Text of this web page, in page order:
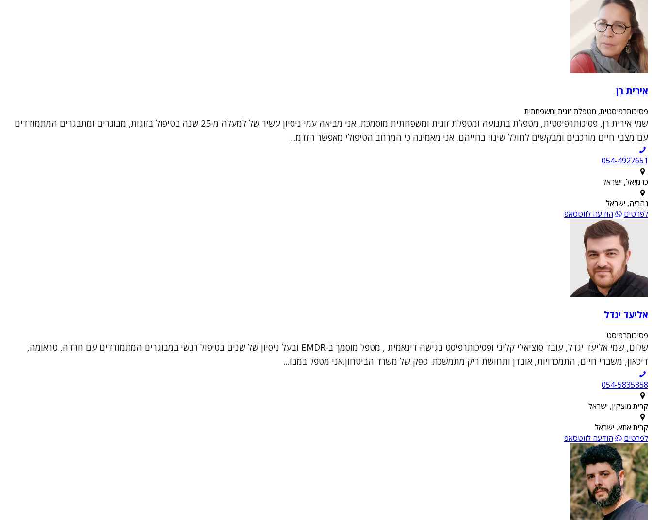
אירית רן
פסיכותרפיסטית, מטפלת זוגית ומשפחתית
שמי אירית רן, פסיכותרפיסטית, מטפלת בתנועה ומטפלת זוגית ומשפחתית מוסמכת. אני מביאה עמי ניסיון עשיר של למעלה מ-25 שנה בטיפול בזוגות, מבוגרים ומתבגרים המתמודדים
עם מצבי חיים מורכבים ומבקשים לחולל שינוי בחייהם. אני מאמינה כי המרחב הטיפולי מאפשר הזדמ...
054-4927651
כרמיאל, ישראל
נהריה, ישראל
לפרטים
הודעה לווטסאפ
אליעד יגדל
פסיכותרפיסט
שלום, שמי אליעד יגדל, עובד סוציאלי קליני ופסיכותרפיסט בגישה דינאמית , מטפל מוסמך ב-EMDR ובעל ניסיון של שנים בטיפול רגשי במבוגרים המתמודדים עם חרדה, טראומה,
דיכאון, משברי חיים, התמכרויות, אובדן ותחושת ריק מתמשכת. ספק של משרד הביטחון.אני מטפל במבו...
054-5835358
קרית מוצקין, ישראל
קרית אתא, ישראל
לפרטים
הודעה לווטסאפ